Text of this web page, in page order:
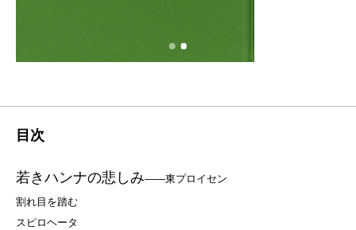
目次
若きハンナの悲しみ――東プロイセン
割れ目を踏む
スピロヘータ